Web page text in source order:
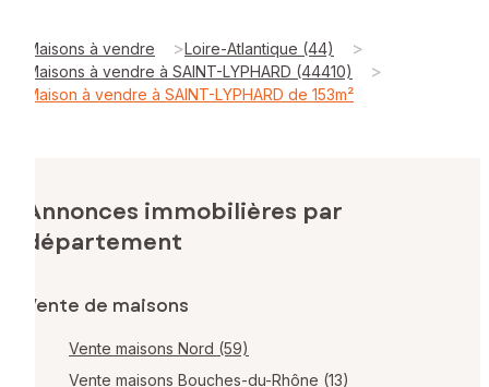
Maisons à vendre >Loire-Atlantique (44) >
Maisons à vendre à SAINT-LYPHARD (44410) >
Maison à vendre à SAINT-LYPHARD de 153m²
Annonces immobilières par
département
Vente de maisons
Vente maisons Nord (59)
Vente maisons Bouches-du-Rhône (13)